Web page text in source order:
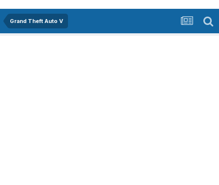
Grand Theft Auto V